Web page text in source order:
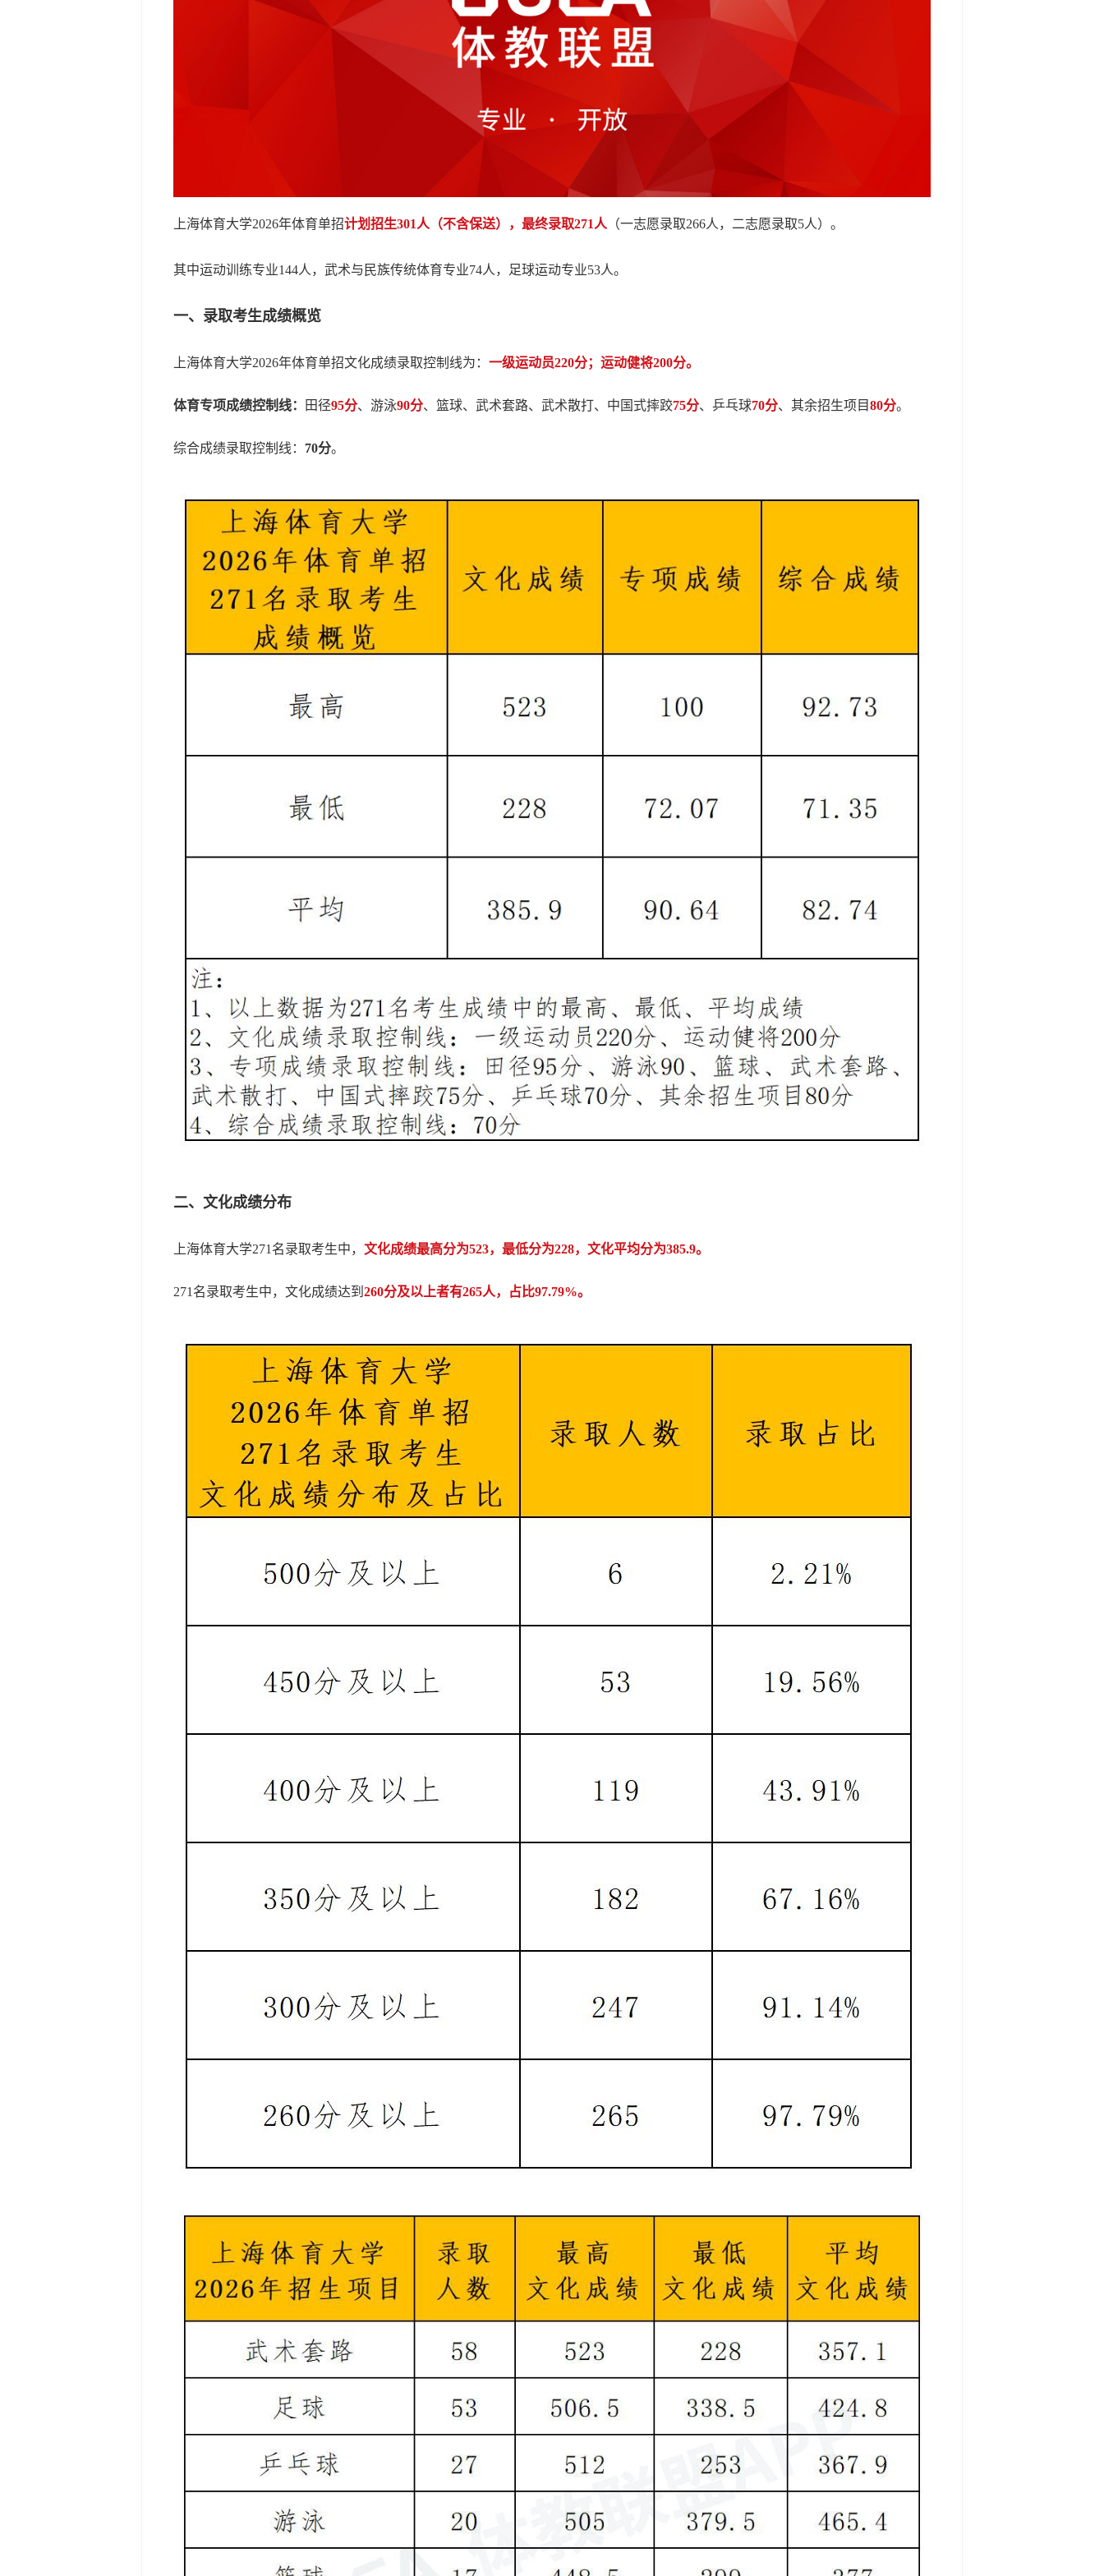
上海体育大学2026年体育单招计划招生301人（不含保送），最终录取271人 （一志愿录取266人，二志愿录取5人）。
其中运动训练专业144人，武术与民族传统体育专业74人，足球运动专业53人。
一、录取考生成绩概览
上海体育大学2026年体育单招文化成绩录取控制线为： 一级运动员220分；运动健将200分。
体育专项成绩控制线： 田径95分、游泳90分、篮球、武术套路、武术散打、中国式摔跤75分、乒乓球70分、其余招生项目80分。
综合成绩录取控制线： 70分。
二、文化成绩分布
上海体育大学271名录取考生中， 文化成绩最高分为523，最低分为228，文化平均分为385.9。
271名录取考生中，文化成绩达到 260分及以上者有265人，占比97.79%。